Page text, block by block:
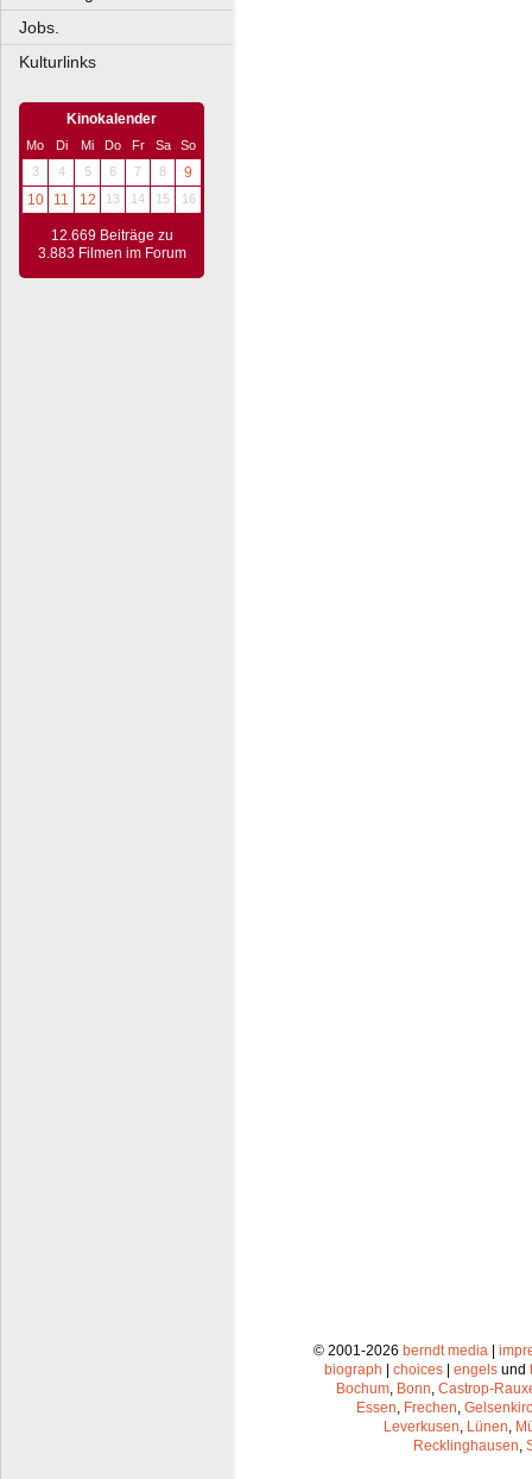
Jobs.
Kulturlinks
Kinokalender
Mo Di Mi Do Fr Sa
So
3
4 5 6 7 8
9
10
11 12 13 14 15 16
12.669 Beiträge zu
3.883 Filmen im Forum
© 2001-2026 berndt media |
biograph | choices | engels und
Bochum Bonn Castrop-
Essen Frechen
Leverkusen Lünen
Recklinghausen